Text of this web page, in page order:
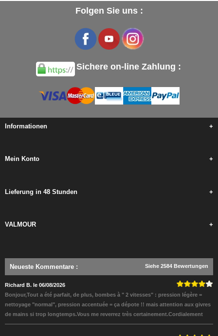
Folgen Sie uns :
Sichere on-line Zahlung :
Informationen +
Mein Konto +
Lieferung in 48 Stunden +
VALMOUR +
Neueste Kommentare : Siehe 2584 Bewertungen
Richard B. le 06/08/2026
Bonjour,Tout a été parfait, de plus, bombes à " 2 vitesses" : pression légère =
nettoyage "normal", pression accentuée = ça dépote !! mais attention aux givres
de mains si trop longtemps.Vous me reverrez très certainement.Cordialement